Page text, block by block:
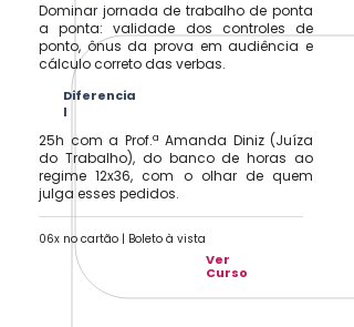
25h com a Prof.ª Amanda Diniz (Juíza
do Trabalho), do banco de horas ao
regime 12x36, com o olhar de quem
julga esses pedidos.
Dominar jornada de trabalho de ponta
a ponta: validade dos controles de
ponto, ônus da prova em audiência e
cálculo correto das verbas.
Diferencia
l
06x no cartão | Boleto à vista
Ver
Curso